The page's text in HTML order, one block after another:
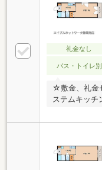
礼金なし
バス・トイレ別
☆敷金、礼金
ステムキッチ